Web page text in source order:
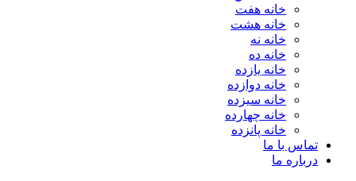
خانه هفت
خانه هشت
خانه نه
خانه ده
خانه یازده
خانه دوازده
خانه سیزده
خانه چهارده
خانه پانزده
تماس با ما
درباره ما